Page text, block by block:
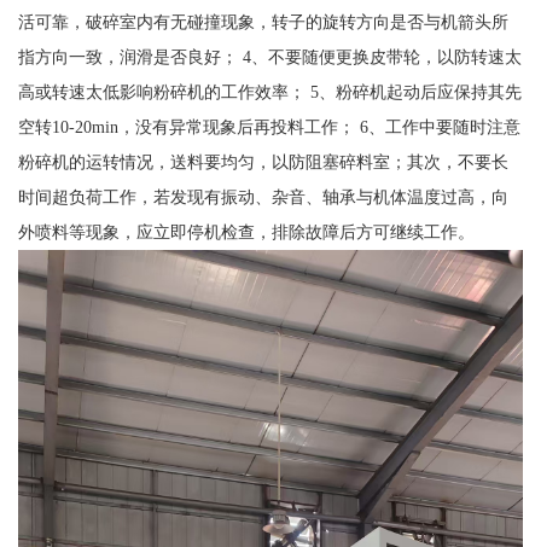
活可靠，破碎室内有无碰撞现象，转子的旋转方向是否与机箭头所
指方向一致，润滑是否良好； 4、不要随便更换皮带轮，以防转速太
高或转速太低影响粉碎机的工作效率； 5、粉碎机起动后应保持其先
空转10-20min，没有异常现象后再投料工作； 6、工作中要随时注意
粉碎机的运转情况，送料要均匀，以防阻塞碎料室；其次，不要长
时间超负荷工作，若发现有振动、杂音、轴承与机体温度过高，向
外喷料等现象，应立即停机检查，排除故障后方可继续工作。